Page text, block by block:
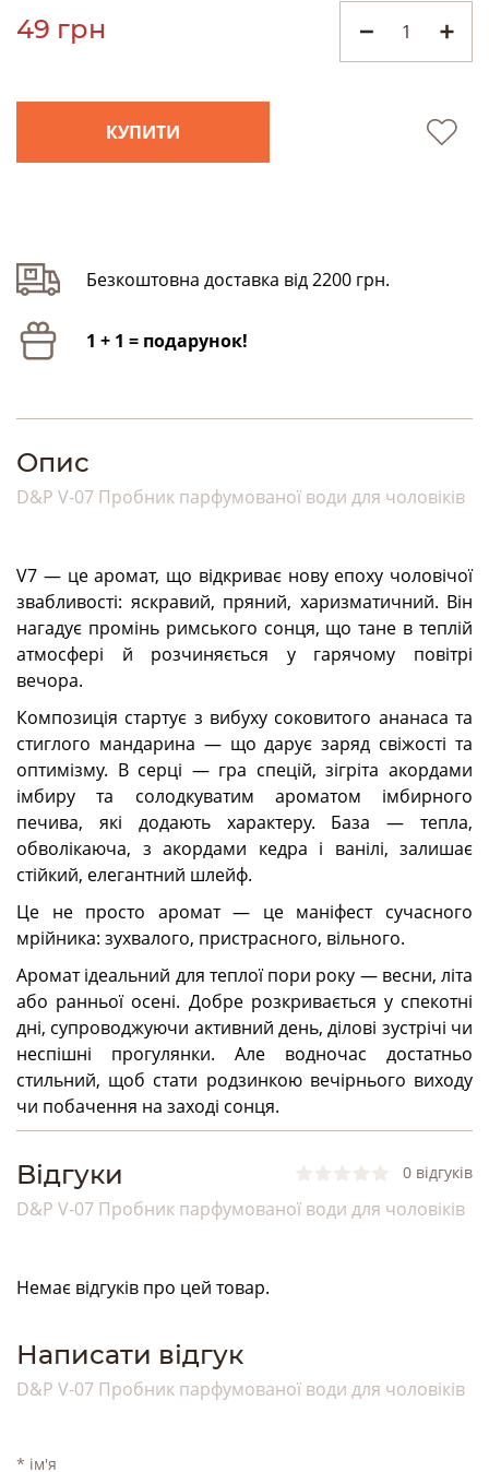
49 грн
КУПИТИ
Безкоштовна доставка від 2200 грн.
1 + 1 = подарунок!
Опис
D&P V-07 Пробник парфумованої води для чоловіків
V7 — це аромат, що відкриває нову епоху чоловічої
звабливості: яскравий, пряний, харизматичний. Він
нагадує промінь римського сонця, що тане в теплій
атмосфері й розчиняється у гарячому повітрі
вечора.
Композиція стартує з вибуху соковитого ананаса та
стиглого мандарина — що дарує заряд свіжості та
оптимізму. В серці — гра спецій, зігріта акордами
імбиру та солодкуватим ароматом імбирного
печива, які додають характеру. База — тепла,
обволікаюча, з акордами кедра і ванілі, залишає
стійкий, елегантний шлейф.
Це не просто аромат — це маніфест сучасного
мрійника: зухвалого, пристрасного, вільного.
Аромат ідеальний для теплої пори року — весни, літа
або ранньої осені. Добре розкривається у спекотні
дні, супроводжуючи активний день, ділові зустрічі чи
неспішні прогулянки. Але водночас достатньо
стильний, щоб стати родзинкою вечірнього виходу
чи побачення на заході сонця.
Bідгуки
D&P V-07 Пробник парфумованої води для чоловіків
0 відгуків
Немає відгуків про цей товар.
Написати відгук
D&P V-07 Пробник парфумованої води для чоловіків
* ім'я